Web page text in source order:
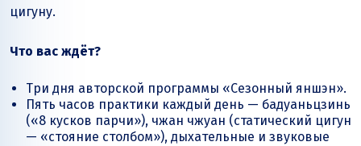
цигуну.
Что вас ждёт?
Три дня авторской программы «Сезонный яншэн».
Пять часов практики каждый день — бадуаньцзинь
(«8 кусков парчи»), чжан чжуан (статический цигун
— «стояние столбом»), дыхательные и звуковые